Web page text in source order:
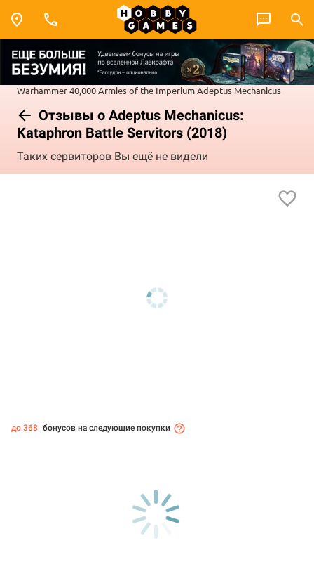
Warhammer 40,000Armies of the ImperiumAdeptus Mechanicus
Отзывы о Adeptus Mechanicus:
Kataphron Battle Servitors (2018)
Таких сервиторов Вы ещё не видели
до 368 бонусов на следующие покупки